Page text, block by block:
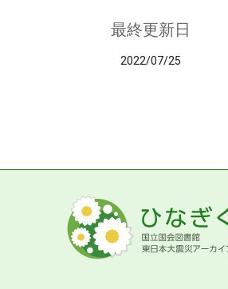
最終更新日
2022/07/25